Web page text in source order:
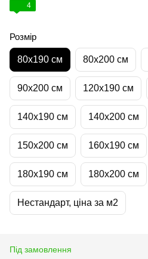
4
Розмір
80х190 см 80х200 см
90х200 см 120х190 см
140х190 см 140х200 см
150х200 см 160х190 см
180х190 см 180х200 см
Нестандарт, ціна за м2
Під замовлення